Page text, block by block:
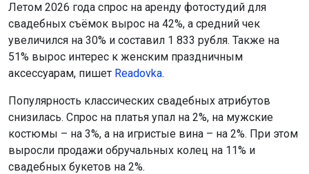
Летом 2026 года спрос на аренду фотостудий для
свадебных съёмок вырос на 42%, а средний чек
увеличился на 30% и составил 1 833 рубля. Также на
51% вырос интерес к женским праздничным
аксессуарам, пишет Readovka.
Популярность классических свадебных атрибутов
снизилась. Спрос на платья упал на 2%, на мужские
костюмы – на 3%, а на игристые вина – на 2%. При этом
выросли продажи обручальных колец на 11% и
свадебных букетов на 2%.